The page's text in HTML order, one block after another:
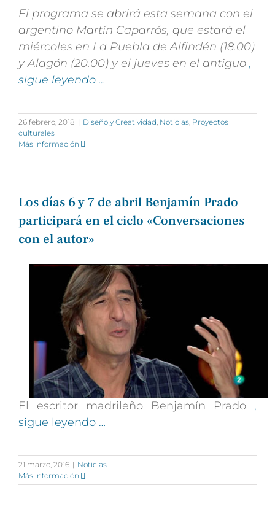
El programa se abrirá esta semana con el
argentino Martín Caparrós, que estará el
miércoles en La Puebla de Alfindén (18.00)
y Alagón (20.00) y el jueves en el antiguo ,
sigue leyendo …
26 febrero, 2018 | Diseño y Creatividad Noticias Proyectos
culturales
Más información
Los días 6 y 7 de abril Benjamín Prado
participará en el ciclo «Conversaciones
con el autor»
El escritor madrileño Benjamín Prado ,
sigue leyendo …
21 marzo, 2016 | Noticias
Más información